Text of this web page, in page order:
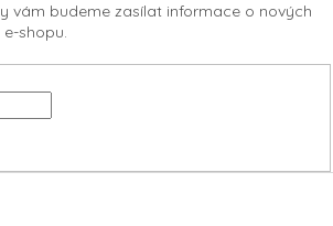
vám budeme zasílat informace o nových
shopu.